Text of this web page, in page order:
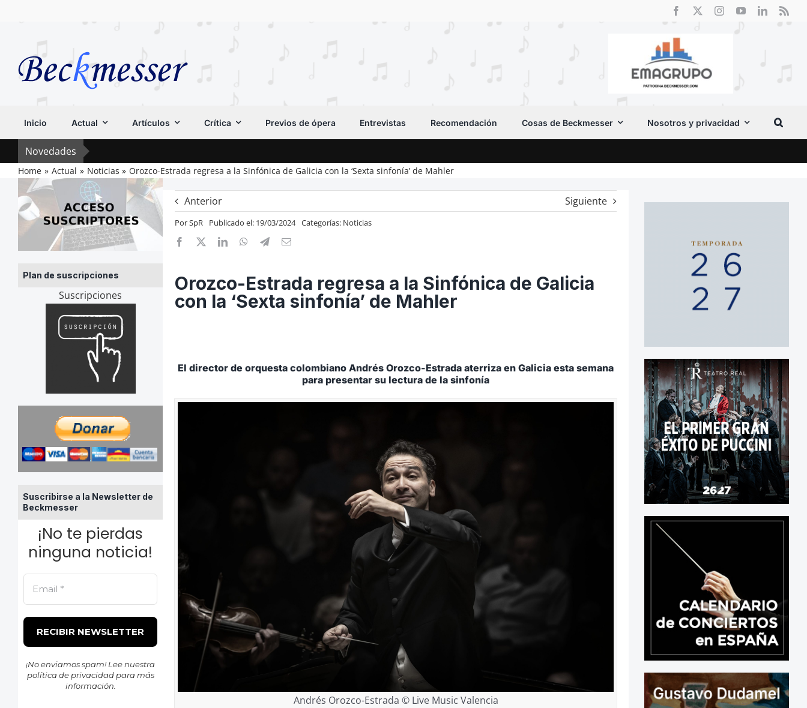
Inicio Actual Artículos Crítica Previos de ópera Entrevistas Recomendación Cosas de Beckmesser Nosotros y privacidad
Novedades
Home Actual Noticias Orozco-Estrada regresa a la Sinfónica de Galicia con la ‘Sexta sinfonía’ de Mahler
Plan de suscripciones
Suscripciones
Suscribirse a la Newsletter de
Beckmesser
¡No te pierdas
ninguna noticia!
¡No enviamos spam! Lee nuestra
política de privacidadpara más
información.
Anterior Siguiente
PorSpR Publicado el: 19/03/2024 Categorías: Noticias
Orozco-Estrada regresa a la Sinfónica de Galicia
con la ‘Sexta sinfonía’ de Mahler
El director de orquesta colombiano Andrés Orozco-Estrada aterriza en Galicia esta semana
para presentar su lectura de la sinfonía
Andrés Orozco-Estrada © Live Music Valencia